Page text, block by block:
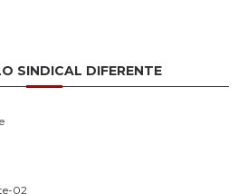
SINDICAL DIFERENTE